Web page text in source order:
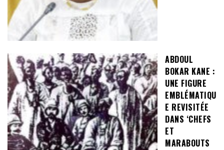
ABDOUL
BOKAR KANE :
UNE FIGURE
EMBLÉMATIQU
E REVISITÉE
DANS ‘CHEFS
ET
MARABOUTS